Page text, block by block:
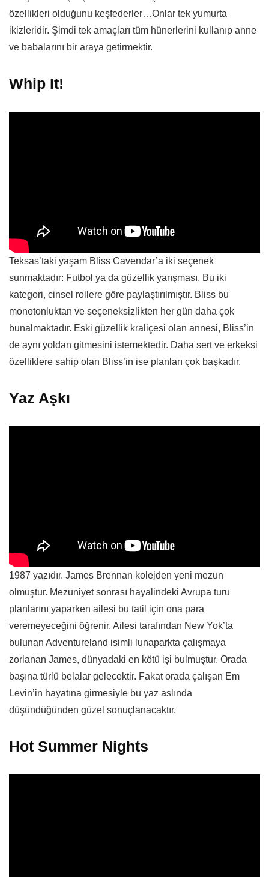
özellikleri olduğunu keşfederler…Onlar tek yumurta
ikizleridir. Şimdi tek amaçları tüm hünerlerini kullanıp anne
ve babalarını bir araya getirmektir.
Whip It!
Teksas’taki yaşam Bliss Cavendar’a iki seçenek
sunmaktadır: Futbol ya da güzellik yarışması. Bu iki
kategori, cinsel rollere göre paylaştırılmıştır. Bliss bu
monotonluktan ve seçeneksizlikten her gün daha çok
bunalmaktadır. Eski güzellik kraliçesi olan annesi, Bliss’in
de aynı yoldan gitmesini istemektedir. Daha sert ve erkeksi
özelliklere sahip olan Bliss’in ise planları çok başkadır.
Yaz Aşkı
1987 yazıdır. James Brennan kolejden yeni mezun
olmuştur. Mezuniyet sonrası hayalindeki Avrupa turu
planlarını yaparken ailesi bu tatil için ona para
veremeyeceğini öğrenir. Ailesi tarafından New Yok’ta
bulunan Adventureland isimli lunaparkta çalışmaya
zorlanan James, dünyadaki en kötü işi bulmuştur. Orada
başına türlü belalar gelecektir. Fakat orada çalışan Em
Levin’in hayatına girmesiyle bu yaz aslında
düşündüğünden güzel sonuçlanacaktır.
Hot Summer Nights